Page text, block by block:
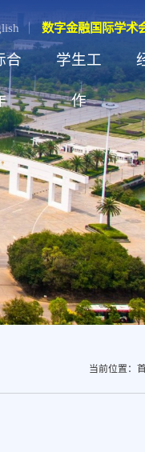
数字金融国际学术
合 学生工
作
当前位置：